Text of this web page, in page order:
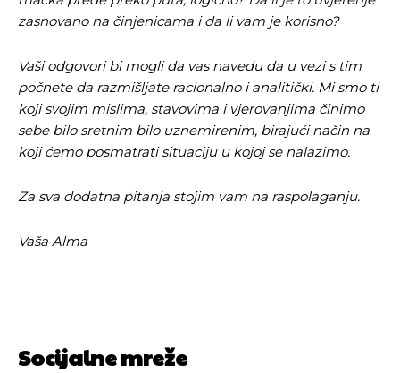
Pusti priču da živi!
Pusti priču da živi!
zasnovano na činjenicama i da li vam je korisno?
Vaši odgovori bi mogli da vas navedu da u vezi s tim
počnete da razmišljate racionalno i analitički. Mi smo ti
koji svojim mislima, stavovima i vjerovanjima činimo
sebe bilo sretnim bilo uznemirenim, birajući način na
koji ćemo posmatrati situaciju u kojoj se nalazimo.
Za sva dodatna pitanja stojim vam na raspolaganju.
Vaša Alma
Socijalne mreže